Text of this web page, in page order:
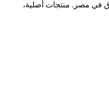
في مصر. منتجات أصلية،